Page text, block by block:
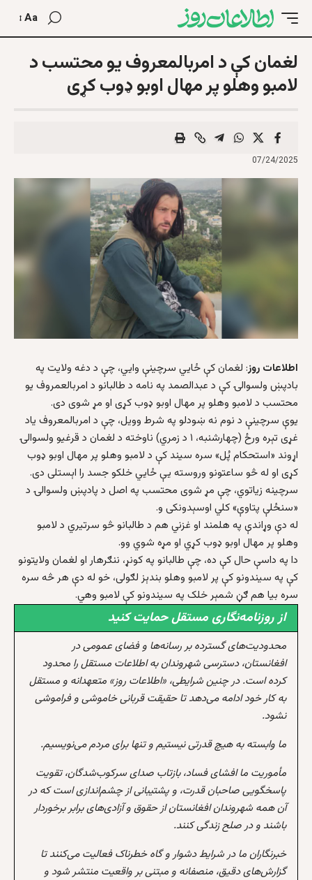
Aa
لغمان کې د امربالمعروف یو محتسب د
لامبو وهلو پر مهال اوبو ډوب کړی
07/24/2025
اطلاعات روز: لغمان کې ځايي سرچینې وایي، چې د دغه ولایت په
بادپښ ولسوالۍ کې د عبدالصمد په نامه د طالبانو د امربالعمروف یو
محتسب د لامبو وهلو پر مهال اوبو ډوب کړی او مړ شوی دی.
یوې سرچینې د نوم نه ښودلو په شرط وویل، چې د امربالمعروف یاد
غړی تېره ورځ (چهارشنبه، ۱ د زمري) ناوخته د لغمان د قرغیو ولسوالۍ
اړوند «استحکام پُل» سره سیند کې د لامبو وهلو پر مهال اوبو ډوب
کړی او له څو ساعتونو وروسته یې ځایي خلکو جسد را اېستلی دی.
سرچینه زیاتوي، چې مړ شوی محتسب په اصل د پادپښ ولسوالۍ د
«سنځلې پتاوې» کلي اوسېدونکی و.
له دې وړاندې په هلمند او غزني هم د طالبانو څو سرتیري د لامبو
وهلو پر مهال اوبو ډوب کړي او مړه شوي وو.
دا په داسې حال کې ده، چې طالبانو په کونړ، ننګرهار او لغمان ولایتونو
کې په سیندونو کې پر لامبو وهلو بندېز لګولی، خو له دې هر څه سره
سره بیا هم ګڼ شمېر خلک په سیندونو کې لامبو وهي.
از روزنامه‌نگاری مستقل حمایت کنید
محدودیت‌های گسترده بر رسانه‌ها و فضای عمومی در
افغانستان، دسترسی شهروندان به اطلاعات مستقل را محدود
کرده است. در چنین شرایطی، «اطلاعات روز» متعهدانه و مستقل
به کار خود ادامه می‌دهد تا حقیقت قربانی خاموشی و فراموشی
نشود.
ما وابسته به هیچ قدرتی نیستیم و تنها برای مردم می‌نویسیم.
مأموریت ما افشای فساد، بازتاب صدای سرکوب‌شدگان، تقویت
پاسخگویی صاحبان قدرت، و پشتیبانی از چشم‌اندازی است که در
آن همه شهروندان افغانستان از حقوق و آزادی‌های برابر برخوردار
باشند و در صلح زندگی کنند.
خبرنگاران ما در شرایط دشوار و گاه خطرناک فعالیت می‌کنند تا
گزارش‌های دقیق، منصفانه و مبتنی بر واقعیت منتشر شود و